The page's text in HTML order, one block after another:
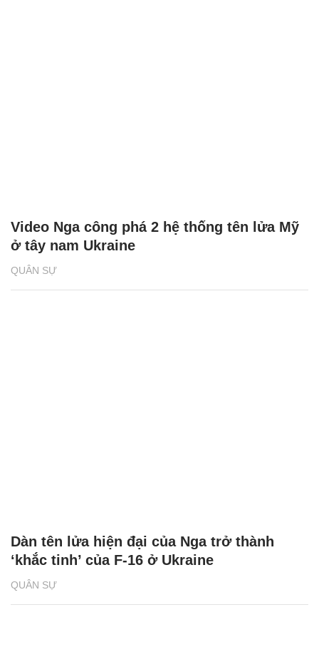
QUÂN SỰ
Video Nga công phá 2 hệ thống tên lửa Mỹ
ở tây nam Ukraine
QUÂN SỰ
Dàn tên lửa hiện đại của Nga trở thành
‘khắc tinh’ của F-16 ở Ukraine